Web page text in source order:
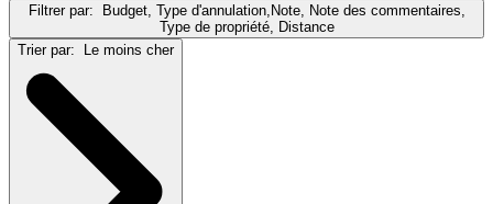
Filtrer par:
Budget, Type d'annulation,Note, Note des commentaires,
Type de propriété, Distance
Trier par:
Le moins cher